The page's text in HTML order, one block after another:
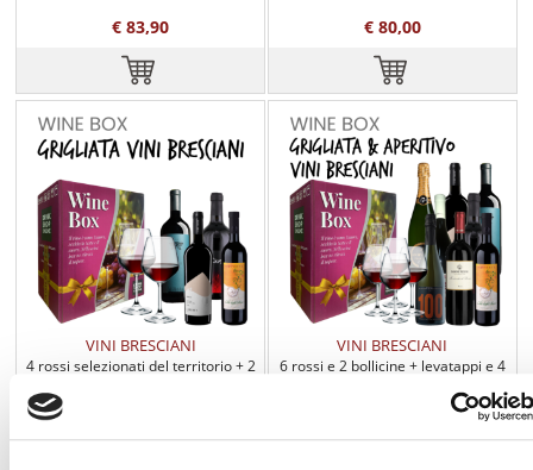
€ 83,90 € 80,00
VINI BRESCIANI
4 rossi selezionati del territorio + 2
VINI BRESCIANI
6 rossi e 2 bollicine + levatappi e 4